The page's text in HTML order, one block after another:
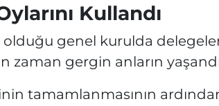
Kullandı
olduğu genel kurulda
zaman gergin anların
tamamlanmasının